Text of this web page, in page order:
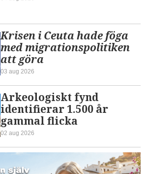
Krisen i Ceuta hade föga
med migrationspolitiken
att göra
03 aug 2026
Arkeologiskt fynd
identifierar 1.500 år
gammal flicka
02 aug 2026